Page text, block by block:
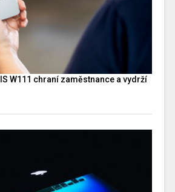
W111 chraní zaměstnance a vydrží